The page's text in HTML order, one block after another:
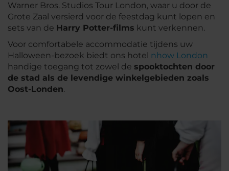
Warner Bros. Studios Tour London, waar u door de
Grote Zaal versierd voor de feestdag kunt lopen en
sets van de Harry Potter-films kunt verkennen.
Voor comfortabele accommodatie tijdens uw
Halloween-bezoek biedt ons hotel nhow London
handige toegang tot zowel de spooktochten door
de stad als de levendige winkelgebieden zoals
Oost-Londen.